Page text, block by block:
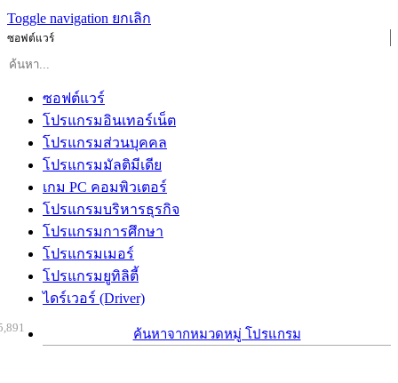
Toggle navigation ยกเลิก
ซอฟต์แวร์
ซอฟต์แวร์
โปรแกรมอินเทอร์เน็ต
โปรแกรมส่วนบุคคล
โปรแกรมมัลติมีเดีย
เกม PC คอมพิวเตอร์
โปรแกรมบริหารธุรกิจ
โปรแกรมการศึกษา
โปรแกรมเมอร์
โปรแกรมยูทิลิตี้
ไดร์เวอร์ (Driver)
ค้นหาจากหมวดหมู่ โปรแกรม